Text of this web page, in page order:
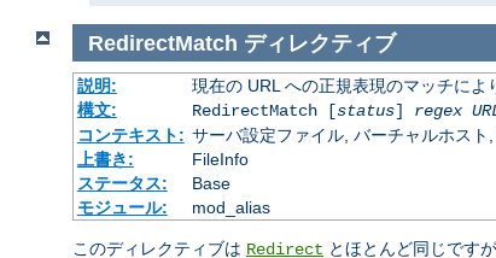
RedirectMatch ディレクティブ
説明:
現在の URL への正規表現のマッチに
構文:
RedirectMatch [status] regex
コンテキスト: サーバ設定ファイル, バーチャルホス
上書き:
FileInfo
ステータス:
Base
モジュール:
mod_alias
このディレクティブは Redirect とほとんど同じです